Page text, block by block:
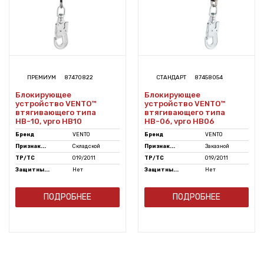
ПРЕМИУМ 87470822
Блокирующее
устройство VENTO™
втягивающего типа
НВ-10, vpro HB10
Бренд
VENTO
Признак...
Складской
ТР/ТС
019/2011
Защитны...
Нет
ПОДРОБНЕЕ
СТАНДАРТ 87458054
Блокирующее
устройство VENTO™
втягивающего типа
НВ-06, vpro HB06
Бренд
VENTO
Признак...
Заказной
ТР/ТС
019/2011
Защитны...
Нет
ПОДРОБНЕЕ